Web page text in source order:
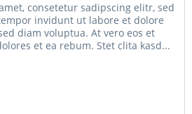
consetetur sadipscing elitr, sed
invidunt ut labore et dolore
diam voluptua. At vero eos et
et ea rebum. Stet clita kasd...